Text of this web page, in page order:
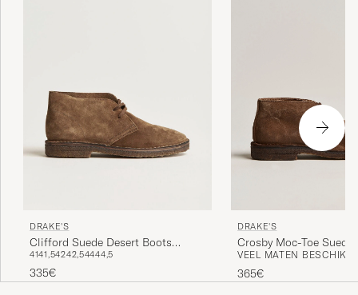
DRAKE'S
Clifford Suede Desert Boots
Brown
4141,54242,54444,5
335€
DRAKE'S
Crosby Moc-Toe Suede
Boots Brown
VEEL MATEN
365€